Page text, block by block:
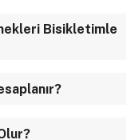
Bisikletimle